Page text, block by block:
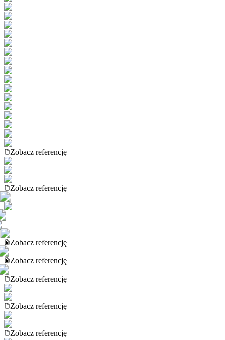
Zobacz referencję
Zobacz referencję
Zobacz referencję
Zobacz referencję
Zobacz referencję
Zobacz referencję
Zobacz referencję